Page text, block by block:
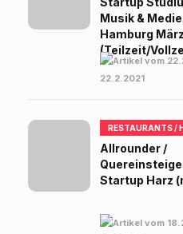
Musik &
Hamburg
(Teilzeit/
22.2.2021
RESTAURANTS /
Allrounder /
Startup Harz